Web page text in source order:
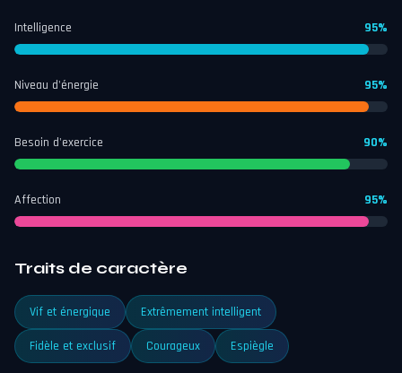
Intelligence 95%
Niveau d'énergie 95%
Besoin d'exercice 90%
Affection 95%
Traits de caractère
Vif et énergique Extrêmement intelligent
Fidèle et exclusif Courageux Espiègle